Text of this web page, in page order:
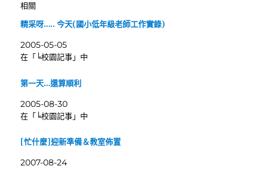
相關
精采呀….. 今天(國小低年級老師工作實錄)
2005-05-05
在「╘校園記事」中
第一天…還算順利
2005-08-30
在「╘校園記事」中
[忙什麼]迎新準備＆教室佈置
2007-08-24